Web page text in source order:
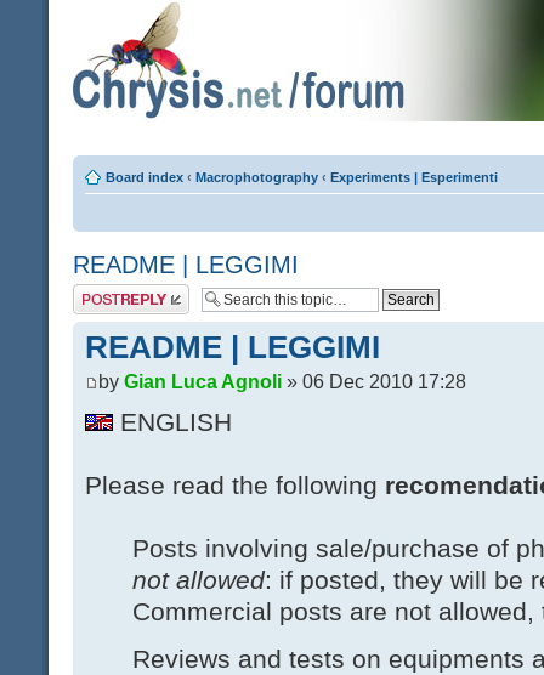
Board index ‹ Macrophotography ‹ Experiments | Esperimenti
README | LEGGIMI
Post a reply
README | LEGGIMI
by Gian Luca Agnoli » 06 Dec 2010 17:28
ENGLISH
Please read the following
Posts involving sale/purchase of
not allowed: if posted, they will be
Commercial posts are not allowed,
Reviews and tests on equipments